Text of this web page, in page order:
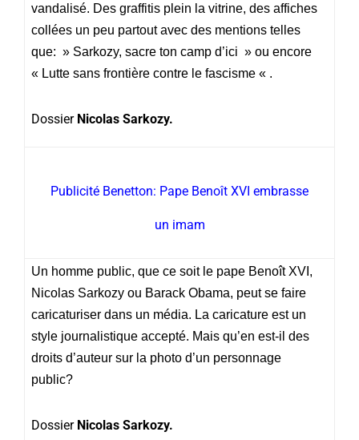
vandalisé. Des graffitis plein la vitrine, des affiches
collées un peu partout avec des mentions telles
que: » Sarkozy, sacre ton camp d’ici » ou encore
« Lutte sans frontière contre le fascisme « .
Dossier Nicolas Sarkozy.
Publicité Benetton: Pape Benoît XVI embrasse
un imam
Un homme public, que ce soit le pape Benoît XVI,
Nicolas Sarkozy ou Barack Obama, peut se faire
caricaturiser dans un média. La caricature est un
style journalistique accepté. Mais qu’en est-il des
droits d’auteur sur la photo d’un personnage
public?
Dossier Nicolas Sarkozy.